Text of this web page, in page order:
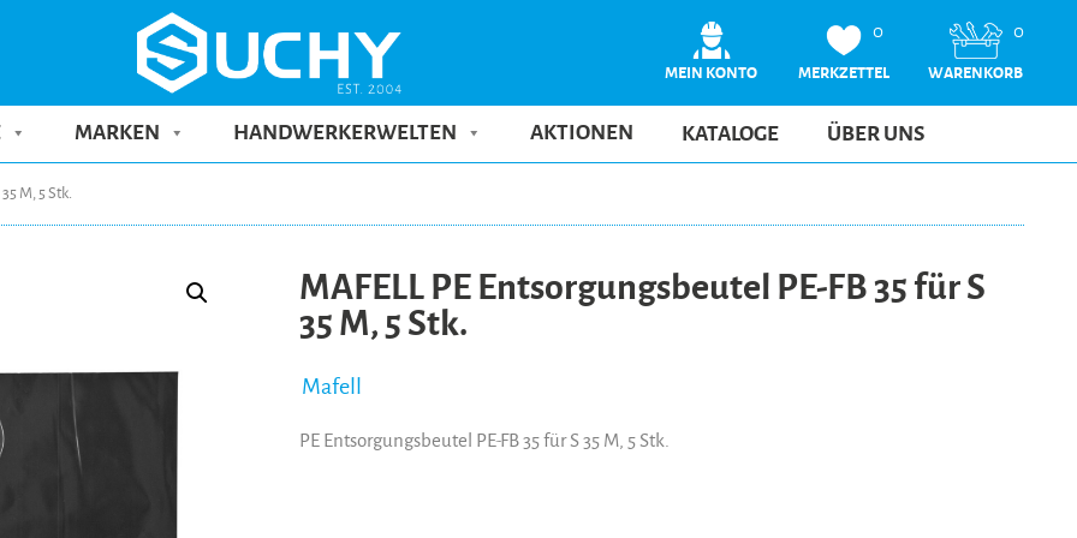
MEIN KONTO
0
MERKZETTEL
0
WARENKORB
MARKEN HANDWERKERWELTEN AKTIONEN KATALOGE ÜBER UNS
M, 5 Stk.
MAFELL PE Entsorgungsbeutel PE-FB 35 für S
35 M, 5 Stk.
Mafell
PE Entsorgungsbeutel PE-FB 35 für S 35 M, 5 Stk.